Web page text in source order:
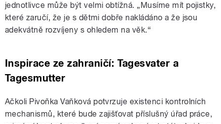
jednotlivce může být velmi obtížná. „Musíme mít pojistky,
které zaručí, že je s dětmi dobře nakládáno a že jsou
adekvátně rozvíjeny s ohledem na věk.“
Inspirace ze zahraničí: Tagesvater a
Tagesmutter
Ačkoli Pivoňka Vaňková potvrzuje existenci kontrolních
mechanismů, které bude zajišťovat příslušný úřad práce,